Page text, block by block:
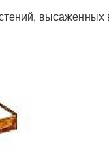
высаженных